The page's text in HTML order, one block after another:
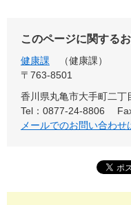
このページに関する
健康課
健康課
〒763-8501
香川県丸亀市大手町二
Tel：0877-24-8806
メールでのお問い合わせ